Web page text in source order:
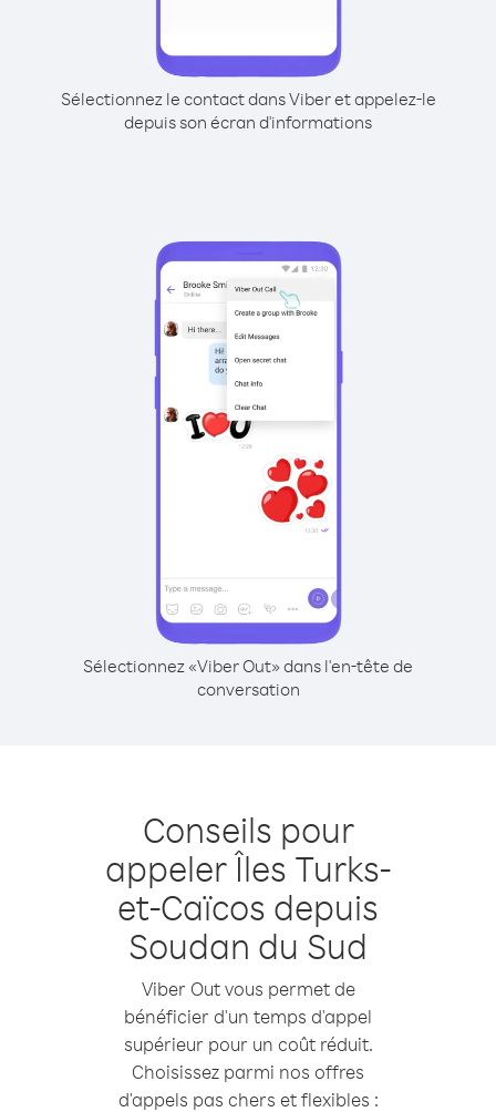
Sélectionnez le contact dans Viber et appelez-le
depuis son écran d'informations
Sélectionnez «Viber Out» dans l'en-tête de
conversation
Conseils pour
appeler Îles Turks-
et-Caïcos depuis
Soudan du Sud
Viber Out vous permet de
bénéficier d'un temps d'appel
supérieur pour un coût réduit.
Choisissez parmi nos offres
d'appels pas chers et flexibles :